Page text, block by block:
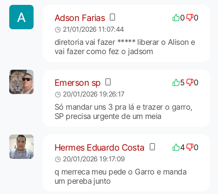
Adson Farias 0 0
21/01/2026 11:07:44
diretoria vai fazer ***** liberar o Alison e
vai fazer como fez o jadsom
Emerson sp 5 0
20/01/2026 19:26:17
Só mandar uns 3 pra lá e trazer o garro,
SP precisa urgente de um meia
Hermes Eduardo Costa 4 0
20/01/2026 19:17:09
q merreca meu pede o Garro e manda
um pereba junto